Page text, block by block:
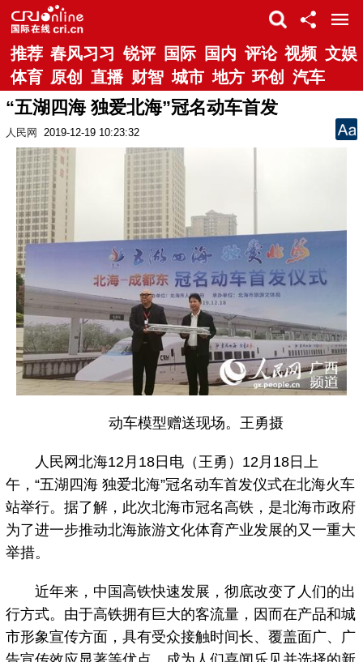
推荐 春风习习 锐评 国际 国内 评论 视频 文娱
体育 原创 直播 财智 城市 地方 环创 汽车
“五湖四海 独爱北海”冠名动车首发
人民网 2019-12-19 10:23:32
动车模型赠送现场。王勇摄
人民网北海12月18日电（王勇）12月18日上
午，“五湖四海 独爱北海”冠名动车首发仪式在北海火车
站举行。据了解，此次北海市冠名高铁，是北海市政府
为了进一步推动北海旅游文化体育产业发展的又一重大
举措。
近年来，中国高铁快速发展，彻底改变了人们的出
行方式。由于高铁拥有巨大的客流量，因而在产品和城
市形象宣传方面，具有受众接触时间长、覆盖面广、广